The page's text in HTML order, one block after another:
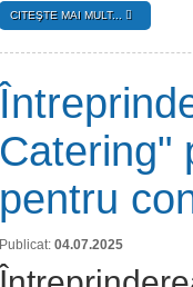
CITEŞTE MAI MULT...
Catering"
pentru
Publicat: 04.07.2025